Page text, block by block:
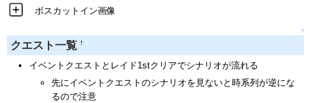
ボスカットイン画像
↑
クエスト一覧 †
イベントクエストとレイド1stクリアでシナリオが流れる
先にイベントクエストのシナリオを見ないと時系列が逆にな
るので注意